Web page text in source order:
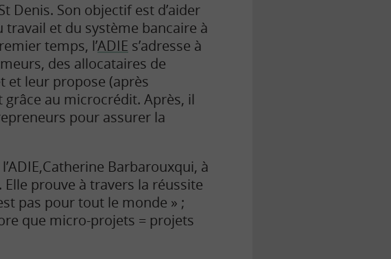
Denis. Son objectif est d’aider
et du système bancaire à
temps, l’ADIE s’adresse à
des allocataires de
et leur propose (après
au microcrédit. Après, il
pour assurer la
Barbarouxqui, à
prouve à travers la réussite
pas pour tout le monde » ;
que micro-projets = projets